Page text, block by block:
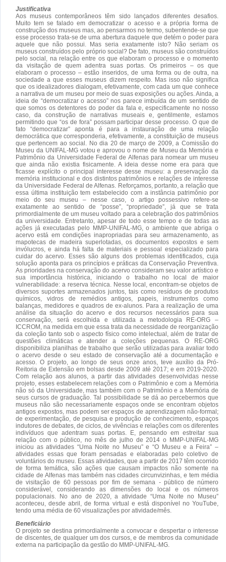
Justificativa
Aos museus contemporâneos têm sido lançados diferentes desafios.
Muito tem se falado em democratizar o acesso e a própria forma de
construção dos museus mas, ao pensarmos no termo, subentende-se que
esse processo trata-se de uma abertura daquele que detém o poder para
aquele que não possui. Mas seria exatamente isto? Não seriam os
museus construídos pelo próprio social? De fato, museus são construídos
pelo social, na relação entre os que elaboram o processo e o momento
da visitação de quem adentra suas portas. Os primeiros – os que
elaboram o processo – estão inseridos, de uma forma ou de outra, na
sociedade a que esses museus dizem respeito. Mas isso não significa
que os idealizadores dialogam, efetivamente, com cada um que conhece
a narrativa de um museu por meio de suas exposições ou ações. Ainda, a
ideia de “democratizar o acesso” nos parece imbuída de um sentido de
que somos os detentores do poder da fala e, especificamente no nosso
caso, da construção de narrativas museais e, gentilmente, estamos
permitindo que “os de fora” possam participar desse processo. O que de
fato “democratizar” aponta é para a instauração de uma relação
democrática que corresponderia, efetivamente, a constituição de museus
que pertencem ao social. No dia 20 de março de 2009, a Comissão do
Museu da UNIFAL-MG votou e aprovou o nome de Museu da Memória e
Patrimônio da Universidade Federal de Alfenas para nomear um museu
que ainda não existia fisicamente. A ideia desse nome era para que
ficasse explícito o principal interesse desse museu: a preservação da
memória institucional e dos distintos patrimônios e relações de interesse
da Universidade Federal de Alfenas. Reforçamos, portanto, a relação que
essa última instituição tem estabelecido com a instância patrimônio por
meio do seu museu – nesse caso, o artigo possessivo refere-se
exatamente ao sentido de “posse”, “propriedade”, já que se trata
primordialmente de um museu voltado para a celebração dos patrimônios
da universidade. Entretanto, apesar de todo esse tempo e de todas as
ações já executadas pelo MMP-UNIFAL-MG, o ambiente que abriga o
acervo está em condições inapropriadas para seu armazenamento, as
mapotecas de madeira superlotadas, os documentos expostos e sem
invólucros, e ainda há falta de materiais e pessoal especializado para
cuidar do acervo. Esses são alguns dos problemas identificados, cuja
solução aponta para os princípios e práticas da Conservação Preventiva.
As prioridades na conservação do acervo consideram seu valor artístico e
sua importância histórica, iniciando o trabalho no local de maior
vulnerabilidade: a reserva técnica. Nesse local, encontram-se objetos de
diversos suportes armazenados juntos, tais como resíduos de produtos
químicos, vidros de remédios antigos, papeis, instrumentos como
balanças, medidores e quadros de ex-alunos. Para a realização de uma
análise da situação do acervo e dos recursos necessários para sua
conservação, será escolhida e utilizada a metodologia RE-ORG –
ICCROM, na medida em que essa trata da necessidade de reorganização
da coleção tanto sob o aspecto físico como intelectual, além de tratar de
questões climáticas e atender a coleções pequenas. O RE-ORG
disponibiliza planilhas de trabalho que serão utilizadas para avaliar todo
o acervo desde o seu estado de conservação até a documentação e
acesso. O projeto, ao longo de seus onze anos, teve auxílio da Pró-
Reitoria de Extensão em bolsas desde 2009 até 2017; e em 2019-2020.
Com relação aos alunos, a partir das atividades desenvolvidas nesse
projeto, esses estabelecem relações com o Patrimônio e com a Memória
não só da Universidade, mas também com o Patrimônio e a Memória de
seus cursos de graduação. Tal possibilidade se dá ao percebermos que
museus não são necessariamente espaços onde se encontram objetos
antigos expostos, mas podem ser espaços de aprendizagem não-formal;
de experimentação, de pesquisa e produção de conhecimento, espaços
indutores de debates, de ciclos, de vivências e relações com os diferentes
indivíduos que adentram suas portas. E, pensando em estreitar sua
relação com o público, no mês de julho de 2014 o MMP-UNIFAL-MG
iniciou as atividades “Uma Noite no Museu” e “O Museu e a Feira” –
atividades essas que foram pensadas e elaboradas pelo coletivo de
voluntários do museu. Essas atividades, que a partir de 2017 têm ocorrido
de forma temática, são ações que causam impactos não somente na
cidade de Alfenas mas também nas cidades circunvizinhas, e tem média
de visitação de 60 pessoas por fim de semana - público de número
considerável, considerando as dimensões do local e os números
populacionais. No ano de 2020, a atividade “Uma Noite no Museu”
aconteceu, desde abril, de forma virtual e está disponível no YouTube,
tendo uma média de 60 visualizações por atividade/mês.
Beneficiário
O projeto se destina primordialmente a convocar e despertar o interesse
de discentes, de qualquer um dos cursos, e de membros da comunidade
externa na participação da gestão do MMP-UNIFAL-MG.